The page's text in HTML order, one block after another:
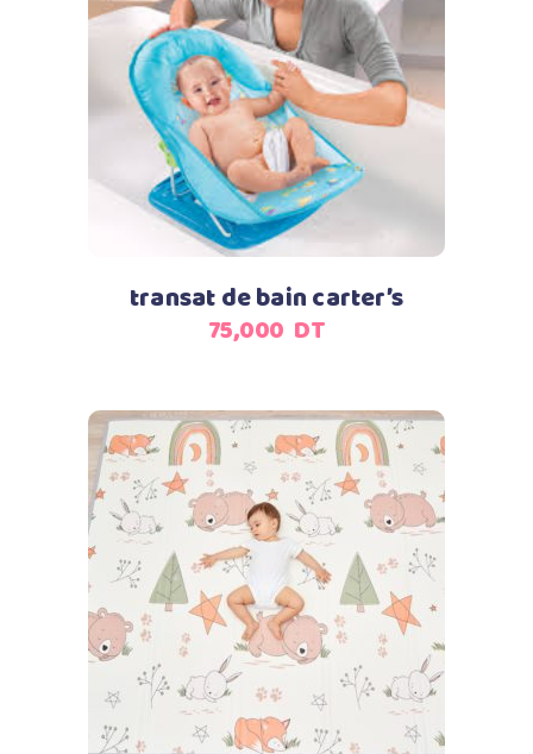
Ajouter au panier
transat de bain carter’s
75,000 DT
Ajouter au panier